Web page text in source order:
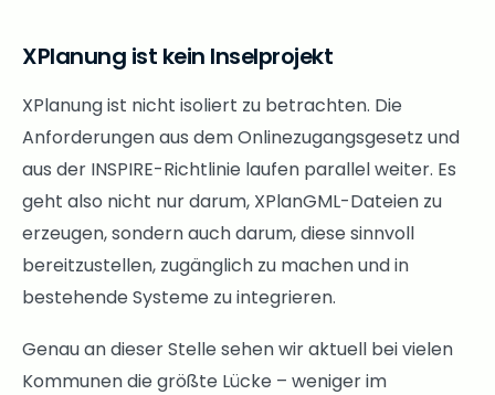
XPlanung ist kein Inselprojekt
XPlanung ist nicht isoliert zu betrachten. Die
Anforderungen aus dem Onlinezugangsgesetz und
aus der INSPIRE-Richtlinie laufen parallel weiter. Es
geht also nicht nur darum, XPlanGML-Dateien zu
erzeugen, sondern auch darum, diese sinnvoll
bereitzustellen, zugänglich zu machen und in
bestehende Systeme zu integrieren.
Genau an dieser Stelle sehen wir aktuell bei vielen
Kommunen die größte Lücke – weniger im